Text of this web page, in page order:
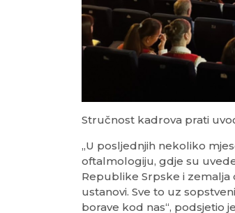
Stručnost kadrova prati
„U posljednjih nekoliko
oftalmologiju, gdje su
Republike Srpske i
ustanovi. Sve to uz
borave kod nas“, podsjetio